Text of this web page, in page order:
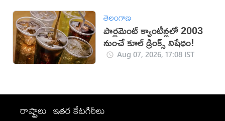
తెలంగాణ
పార్లమెంట్ క్యాంటీన్లలో 2003
నుంచే కూల్ డ్రింక్స్ నిషేధం!
Aug 07, 2026, 17:08 IST
రాష్ట్రాలు ఇతర కేటగిరీలు